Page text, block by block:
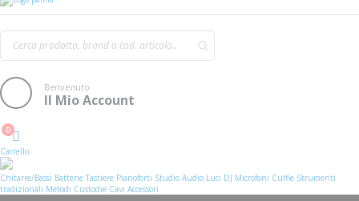
Benvenuto
Il Mio Account
Cart
0
Carrello
Chitarre/Bassi Batterie Tastiere Pianoforti Studio Audio Luci DJ Microfoni Cuffie Strumenti
tradizionali Metodi Custodie Cavi Accessori